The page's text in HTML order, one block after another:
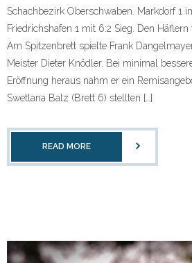
Schachbezirk Oberschwaben. Markdorf 1
Friedrichshafen 1 mit 6:2 Sieg. Den
Am Spitzenbrett spielte Frank
Meister Dieter Knödler. Bei minimal
Eröffnung heraus nahm er ein
Swetlana Balz (Brett 6) stellten […]
READ MORE